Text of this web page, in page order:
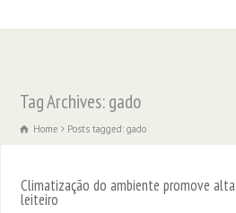
Tag Archives: gado
Home Posts tagged: gado
Climatização do ambiente promove
leiteiro